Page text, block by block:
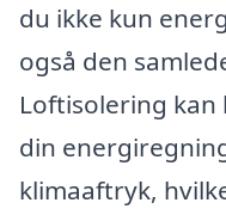
du ikke kun
også den
Loftisolering
din
klimaaftryk,